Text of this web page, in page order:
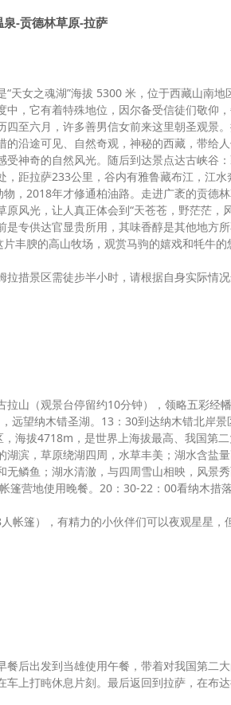
-贡德林草原-拉萨
天女之魂湖”海拔 5300 米，位于西藏山南
，它有着特殊地位，因尔备受信徒们敬仰
至六月，许多善男信女前来这里朝圣观景
沿途可见、自然奇观，神秘的西藏，带给
神奇的自然风光。随后到达景点达古峡谷：
距拉萨233公里，谷内有雅鲁藏布江，江
，2018年才修通柏油路。走进广袤的贡德
风光，让人真正体会到“天苍苍，野茫茫，
是专供达官显贵所用，其味香醇是其他地方
丰腴的高山牧场，观赏马驹的嬉戏和牦牛
措景区需徒步半小时，请根据自身实际情况
山（观景台停留约10分钟），领略五彩经
远望纳木错圣湖。13：30到达纳木错北岸
海拔4718m，是世界上海拔最高、我国第
滨，草原绕湖四周，水草丰美；湖水含盐
鳞鱼；湖水清澈，与四周雪山相映，风景
篷营地使用晚餐。20：30-22：00看纳木措
帐篷），有精力的小伙伴们可以夜观星星，
后出发到当雄使用午餐，带着对我国第二
上打盹休息片刻。最后返回到拉萨，在布达